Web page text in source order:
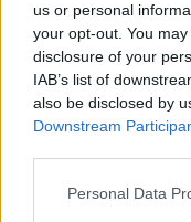
us or personal
your opt-out. You
disclosure of your
IAB’s list of
also be disclosed by
Downstream
Personal Data
Εντοπισμός και
ταχυδρομείου από την
Η Fortra παρέχει μια
επιθέσεις
τις λύσεις τωνAgari,
πρόληψη και βεβαίως
Καθώς οι εκστρατείες